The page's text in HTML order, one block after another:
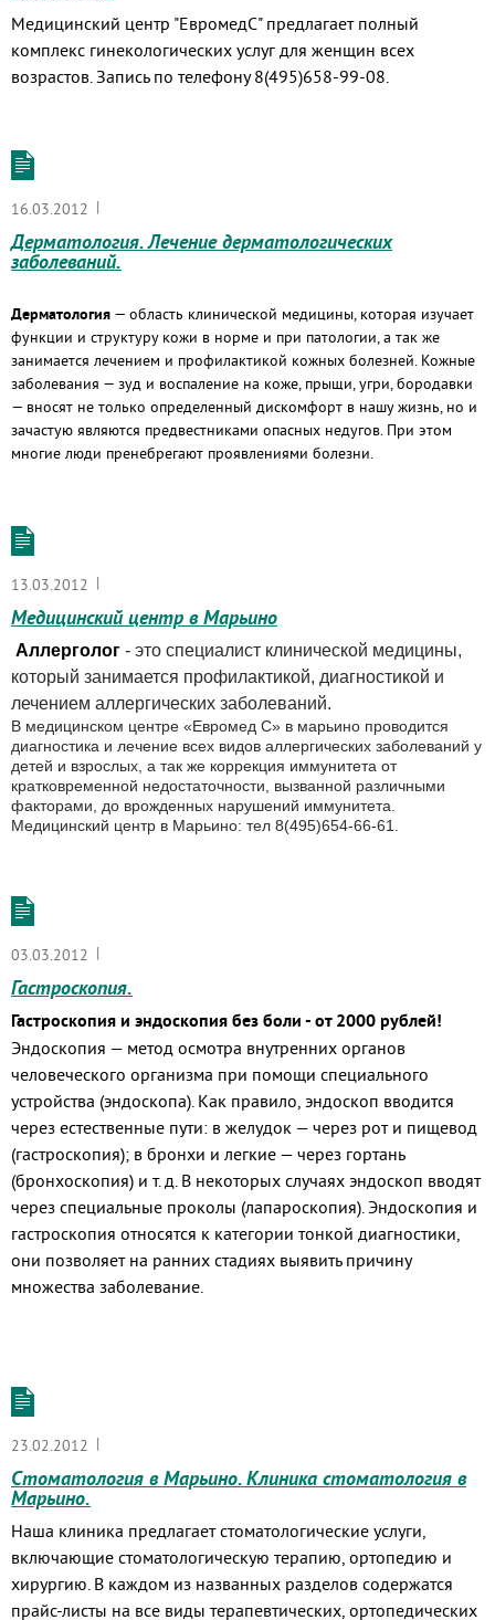
Медицинский центр "ЕвромедС" предлагает полный
комплекс гинекологических услуг для женщин всех
возрастов. Запись по телефону 8(495)658-99-08.
16.03.2012 |
Дерматология. Лечение дерматологических
заболеваний.
Дерматология — область клинической медицины, которая изучает
функции и структуру кожи в норме и при патологии, а так же
занимается лечением и профилактикой кожных болезней. Кожные
заболевания — зуд и воспаление на коже, прыщи, угри, бородавки
— вносят не только определенный дискомфорт в нашу жизнь, но и
зачастую являются предвестниками опасных недугов. При этом
многие люди пренебрегают проявлениями болезни.
13.03.2012 |
Медицинский центр в Марьино
Аллерголог - это специалист клинической медицины,
который занимается профилактикой, диагностикой и
лечением аллергических заболеваний.
В медицинском центре «Евромед С» в марьино проводится
диагностика и лечение всех видов аллергических заболеваний у
детей и взрослых, а так же коррекция иммунитета от
кратковременной недостаточности, вызванной различными
факторами, до врожденных нарушений иммунитета.
Медицинский центр в Марьино: тел 8(495)654-66-61.
03.03.2012 |
Гастроскопия.
Гастроскопия и эндоскопия без боли - от 2000 рублей!
Эндоскопия — метод осмотра внутренних органов
человеческого организма при помощи специального
устройства (эндоскопа). Как правило, эндоскоп вводится
через естественные пути: в желудок — через рот и пищевод
(гастроскопия); в бронхи и легкие — через гортань
(бронхоскопия) и т. д. В некоторых случаях эндоскоп вводят
через специальные проколы (лапароскопия). Эндоскопия и
гастроскопия относятся к категории тонкой диагностики,
они позволяет на ранних стадиях выявить причину
множества заболевание.
23.02.2012 |
Стоматология в Марьино. Клиника стоматология в
Марьино.
Наша клиника предлагает стоматологические услуги,
включающие стоматологическую терапию, ортопедию и
хирургию. В каждом из названных разделов содержатся
прайс-листы на все виды терапевтических, ортопедических